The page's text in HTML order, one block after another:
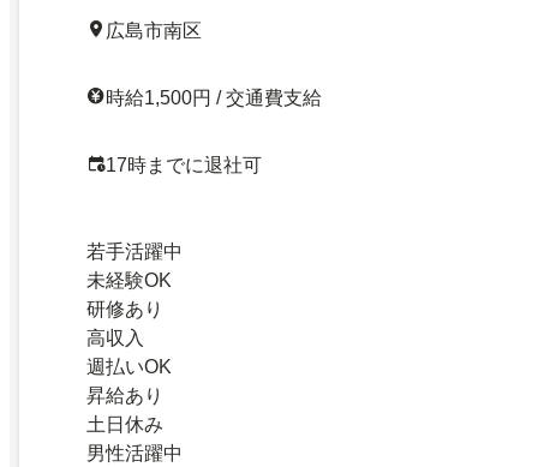
広島市南区
時給1,500円 / 交通費支給
17時までに退社可
若手活躍中
未経験OK
研修あり
高収入
週払いOK
昇給あり
土日休み
男性活躍中